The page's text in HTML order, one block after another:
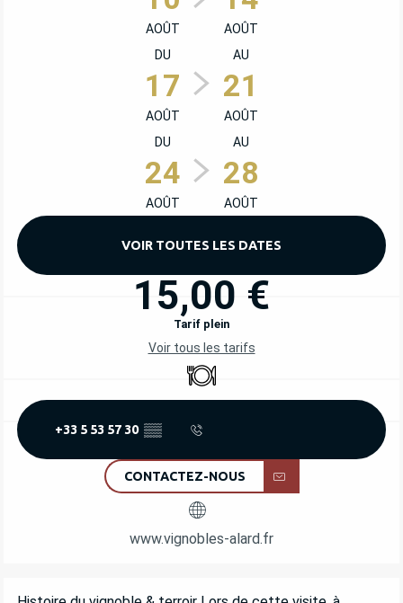
AOÛT
AOÛT
DU
17
AOÛT
AU
21
AOÛT
DU
24
AOÛT
AU
28
AOÛT
VOIR TOUTES LES DATES
15,00 €
Tarif plein
Voir tous les tarifs
Restaurant
+33 5 53 57 30 ▒▒
CONTACTEZ-NOUS
www.vignobles-alard.fr
DESCRIPTION